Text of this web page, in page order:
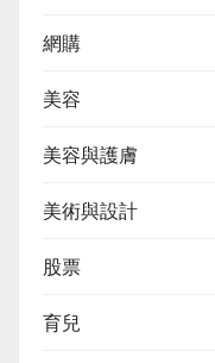
網購
美容
美容與護膚
美術與設計
股票
育兒